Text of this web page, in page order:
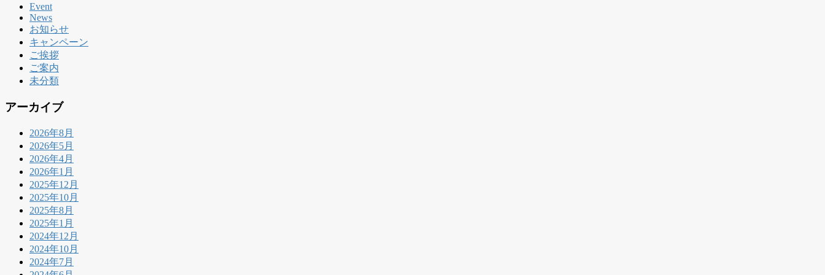
Event
News
お知らせ
キャンペーン
ご挨拶
ご案内
未分類
アーカイブ
2026年8月
2026年5月
2026年4月
2026年1月
2025年12月
2025年10月
2025年8月
2025年1月
2024年12月
2024年10月
2024年7月